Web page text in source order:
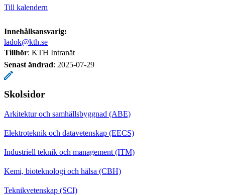
Till kalendern
Innehållsansvarig:
ladok@kth.se
Tillhör: KTH Intranät
Senast ändrad: 2025-07-29
Skolsidor
Arkitektur och samhällsbyggnad (ABE)
Elektroteknik och datavetenskap (EECS)
Industriell teknik och management (ITM)
Kemi, bioteknologi och hälsa (CBH)
Teknikvetenskap (SCI)